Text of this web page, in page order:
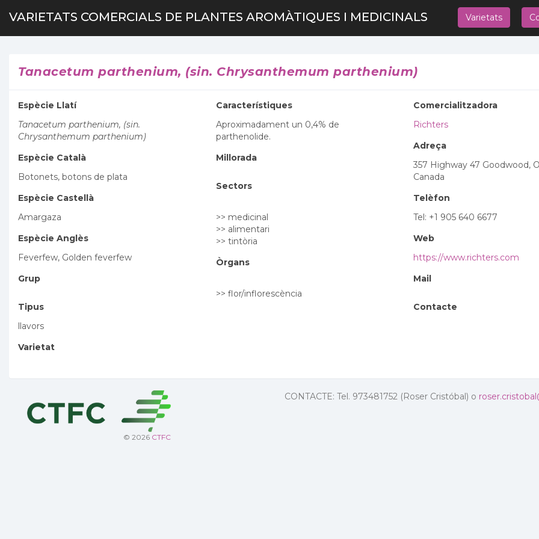
VARIETATS COMERCIALS DE PLANTES AROMÀTIQUES I MEDICINALS Varietats
Tanacetum parthenium, (sin. Chrysanthemum parthenium)
Espècie Llatí
Tanacetum parthenium, (sin.
Chrysanthemum parthenium)
Espècie Català
Botonets, botons de plata
Espècie Castellà
Amargaza
Espècie Anglès
Feverfew, Golden feverfew
Grup
Tipus
llavors
Varietat
Característiques
Aproximadament un 0,4% de
parthenolide.
Millorada
Sectors
>> medicinal
>> alimentari
>> tintòria
Òrgans
>> flor/inflorescència
Comercialitzadora
Richters
Adreça
357 Highway 47 Goodwood,
Canada
Telèfon
Tel: +1 905 640 6677
Web
https://www.richters.com
Mail
Contacte
© 2026 CTFC
CONTACTE: Tel. 973481752 (Roser Cristóbal) o